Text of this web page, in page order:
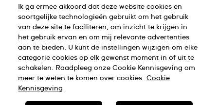
Annulering van de overeenkomst
Thuiswinkel certificaat
Privacy Verklaring Cookies
Gebruiksvoorwaarden
SWISS MADE
Ik ga ermee akkoord dat deze website cookies en
soortgelijke technologieën gebruikt om het gebruik
van deze site te faciliteren, om inzicht te krijgen in
het gebruik ervan en om mij relevante advertenties
aan te bieden. U kunt de instellingen wijzigen om elke
categorie cookies op elk gewenst moment in of uit te
schakelen. Raadpleeg onze Cookie Kennisgeving om
meer te weten te komen over cookies. Cookie
Kennisgeving